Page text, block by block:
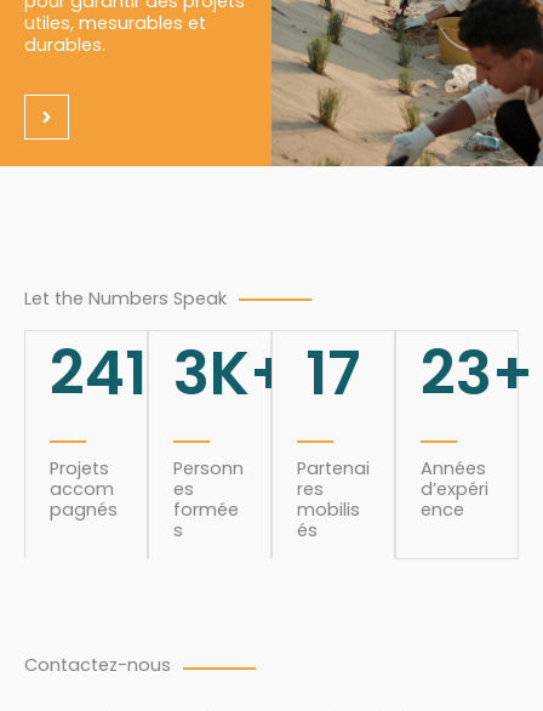
Let the Numbers Speak
utiles, mesurables et
durables.
241
Projets
accom
pagnés
3K+
Personn
es
formée
s
17
Partenai
res
mobilis
és
23+
Années
d’expéri
ence
Contactez-nous